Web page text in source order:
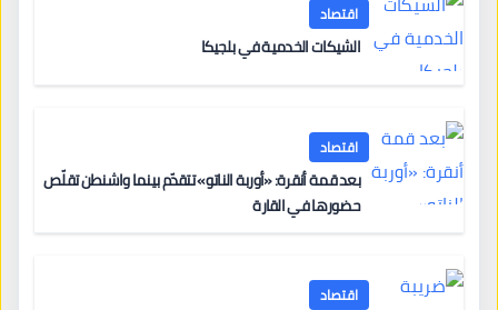
اقتصاد
الشيكات الخدمية في بلجيكا
اقتصاد
بعد قمة أنقرة: «أوربة الناتو» تتقدّم بينما واشنطن تقلّص
حضورها في القارة
اقتصاد